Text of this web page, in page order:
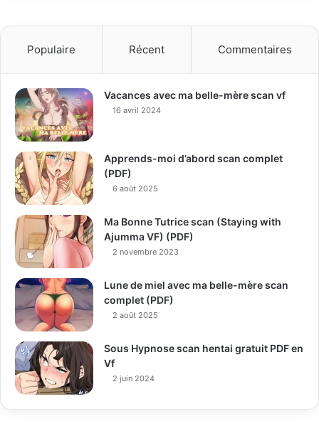
Populaire Récent Commentaires
Vacances avec ma belle-mère scan vf
16 avril 2024
Apprends-moi d’abord scan complet
(PDF)
6 août 2025
Ma Bonne Tutrice scan (Staying with
Ajumma VF) (PDF)
2 novembre 2023
Lune de miel avec ma belle-mère scan
complet (PDF)
2 août 2025
Sous Hypnose scan hentai gratuit PDF en
Vf
2 juin 2024